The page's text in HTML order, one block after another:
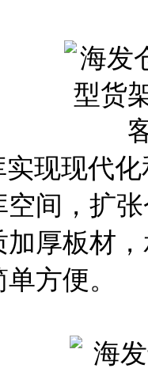
现现代
间，扩
厚板材
方便。